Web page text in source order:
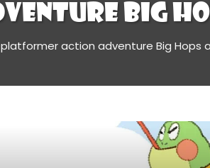
Big
action adventure Big Hops